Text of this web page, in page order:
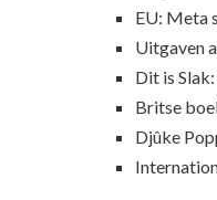
EU: Meta
Uitgaven
Dit is
Britse
Djûke